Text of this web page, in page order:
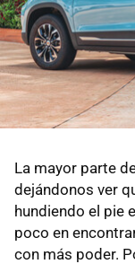
La mayor parte
dejándonos ver
hundiendo el pie
poco en
con más poder.